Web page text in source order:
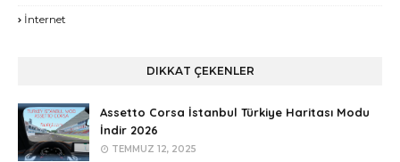
İnternet
DIKKAT ÇEKENLER
Assetto Corsa İstanbul Türkiye Haritası Modu
İndir 2026
TEMMUZ 12, 2025